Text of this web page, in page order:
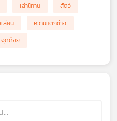
เล่านิทาน
สัตว์
ลียน
ความแตกต่าง
จุดด้อย